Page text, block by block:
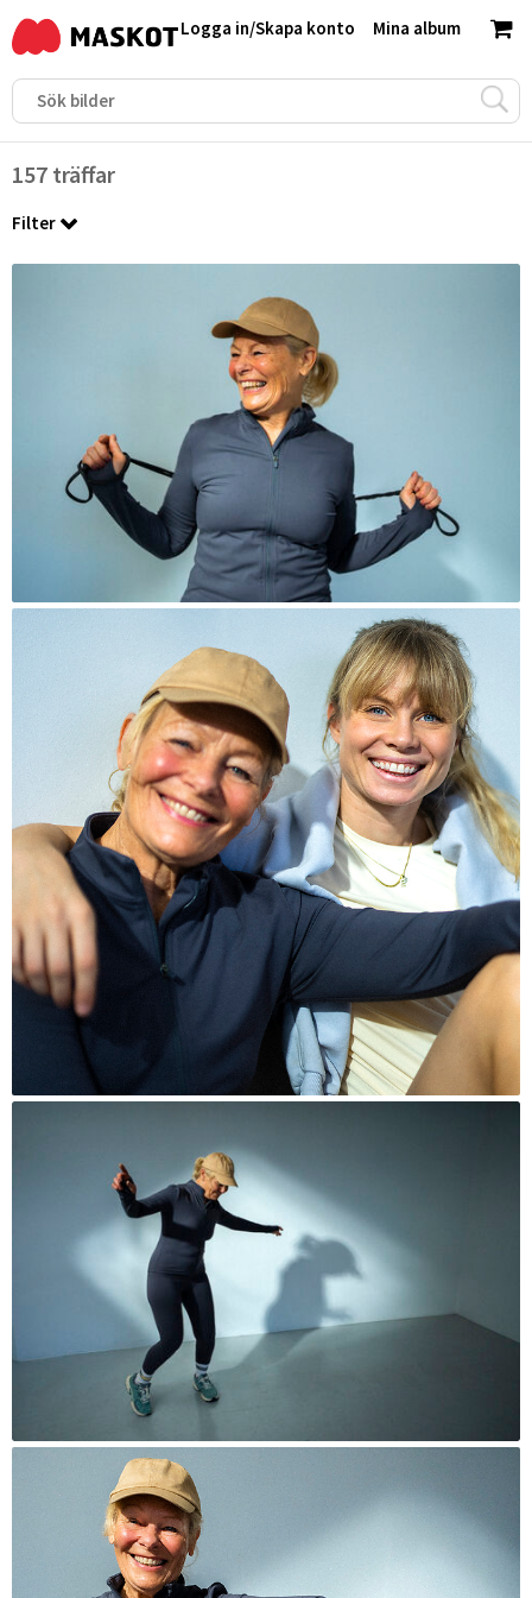
Mina album
Logga in/Skapa konto
157 träffar
Filter